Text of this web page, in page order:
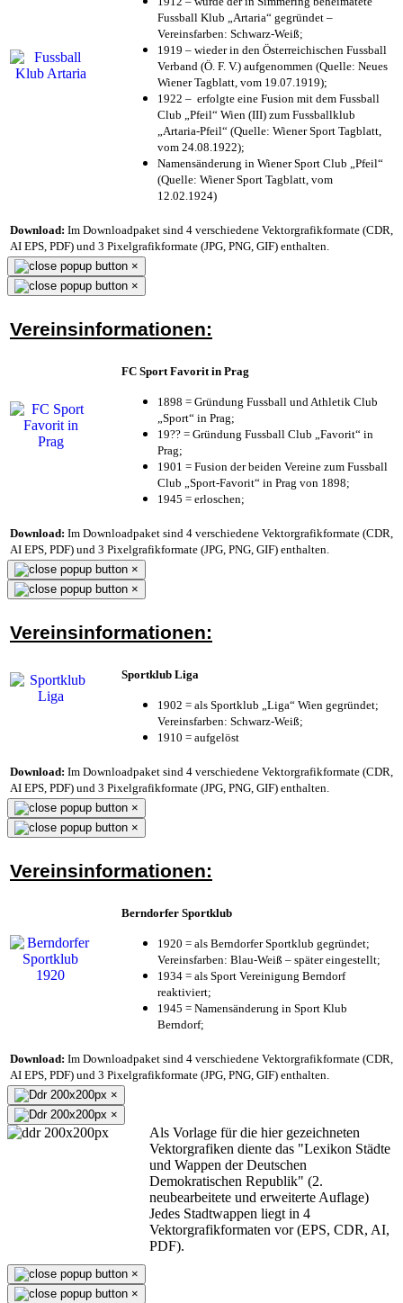
Fussball Klub „Artaria“ gegründet –
Vereinsfarben: Schwarz-Weiß;
1919 – wieder in den Österreichischen Fussball
Verband (Ö. F. V.) aufgenommen (Quelle: Neues
Wiener Tagblatt, vom 19.07.1919);
1922 – erfolgte eine Fusion mit dem Fussball
Club „Pfeil“ Wien (III) zum Fussballklub
„Artaria-Pfeil“ (Quelle: Wiener Sport Tagblatt,
vom 24.08.1922);
Namensänderung in Wiener Sport Club „Pfeil“
(Quelle: Wiener Sport Tagblatt, vom
12.02.1924)
Download: Im Downloadpaket sind 4 verschiedene Vektorgrafikformate (CDR,
AI EPS, PDF) und 3 Pixelgrafikformate (JPG, PNG, GIF) enthalten.
×
×
Vereinsinformationen:
FC Sport Favorit in Prag
1898 = Gründung Fussball und Athletik Club
„Sport“ in Prag;
19?? = Gründung Fussball Club „Favorit“ in
Prag;
1901 = Fusion der beiden Vereine zum Fussball
Club „Sport-Favorit“ in Prag von 1898;
1945 = erloschen;
Download: Im Downloadpaket sind 4 verschiedene Vektorgrafikformate (CDR,
AI EPS, PDF) und 3 Pixelgrafikformate (JPG, PNG, GIF) enthalten.
×
×
Vereinsinformationen:
Sportklub Liga
1902 = als Sportklub „Liga“ Wien gegründet;
Vereinsfarben: Schwarz-Weiß;
1910 = aufgelöst
Download: Im Downloadpaket sind 4 verschiedene Vektorgrafikformate (CDR,
AI EPS, PDF) und 3 Pixelgrafikformate (JPG, PNG, GIF) enthalten.
×
×
Vereinsinformationen:
Berndorfer Sportklub
1920 = als Berndorfer Sportklub gegründet;
Vereinsfarben: Blau-Weiß – später eingestellt;
1934 = als Sport Vereinigung Berndorf
reaktiviert;
1945 = Namensänderung in Sport Klub
Berndorf;
Download: Im Downloadpaket sind 4 verschiedene Vektorgrafikformate (CDR,
AI EPS, PDF) und 3 Pixelgrafikformate (JPG, PNG, GIF) enthalten.
×
×
Als Vorlage für die hier gezeichneten
Vektorgrafiken diente das "Lexikon Städte
und Wappen der Deutschen
Demokratischen Republik" (2.
neubearbeitete und erweiterte Auflage)
Jedes Stadtwappen liegt in 4
Vektorgrafikformaten vor (EPS, CDR, AI,
PDF).
×
×